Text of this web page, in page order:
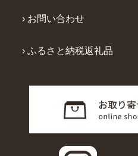
› お問い合わせ
› ふるさと納税返礼品